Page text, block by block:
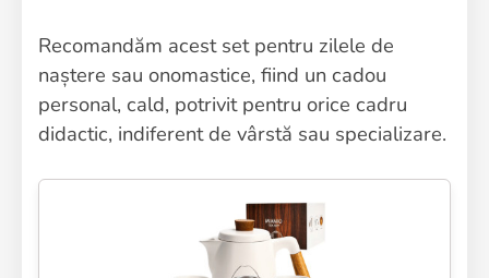
Recomandăm acest set pentru zilele de
naștere sau onomastice, fiind un cadou
personal, cald, potrivit pentru orice cadru
didactic, indiferent de vârstă sau specializare.